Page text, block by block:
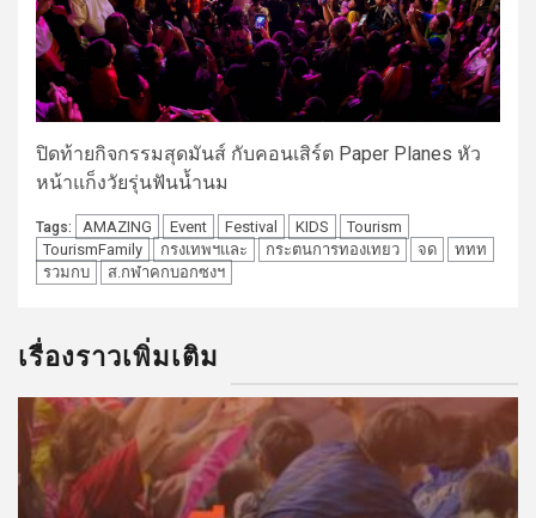
ปิดท้ายกิจกรรมสุดมันส์ กับคอนเสิร์ต Paper Planes หัว
หน้าแก็งวัยรุ่นฟันน้ำนม
Tags: AMAZING Event Festival KIDS
Tourism
TourismFamily
กรงเทพฯและ กระตนการทองเทยว จด
ททท
รวมกบ
ส.กฬาคกบอกซงฯ
เรื่องราวเพิ่มเติม